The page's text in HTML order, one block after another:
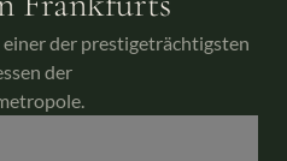
der prestigeträchtigsten
der